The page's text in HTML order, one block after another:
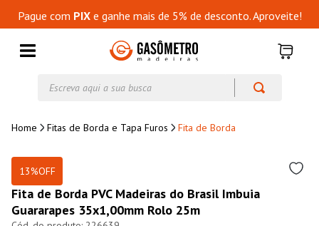
Pague com PIXe ganhe mais de 5% de desconto. Aproveite!
Fitas de Borda e Tapa Furos Fita de Borda
13%OFF
Fita de Borda PVC Madeiras do Brasil Imbuia
Guararapes 35x1,00mm Rolo 25m